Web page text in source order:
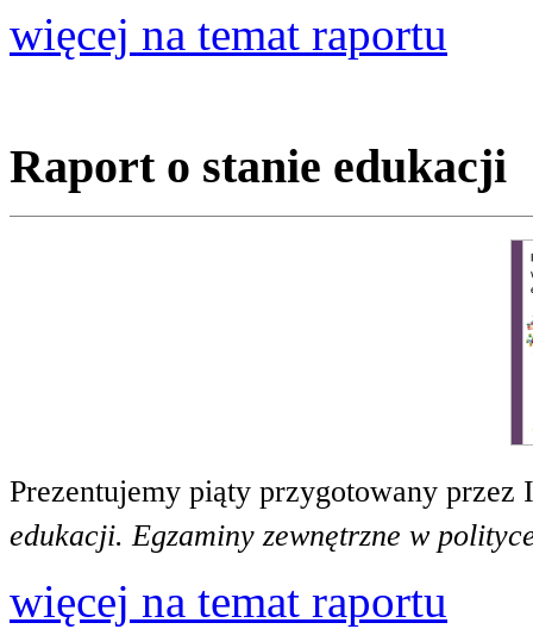
więcej na temat raportu
Raport o stanie edukacji
Prezentujemy piąty przygotowany
edukacji. Egzaminy zewnętrzne w
więcej na temat raportu